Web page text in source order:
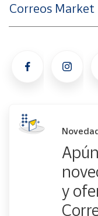
Correos Market
y